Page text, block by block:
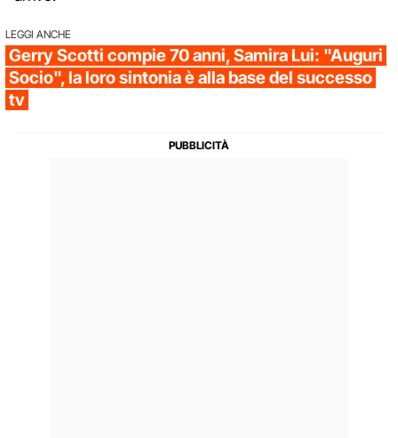
LEGGI ANCHE
Gerry Scotti compie 70 anni, Samira Lui: "Auguri
Socio", la loro sintonia è alla base del successo
tv